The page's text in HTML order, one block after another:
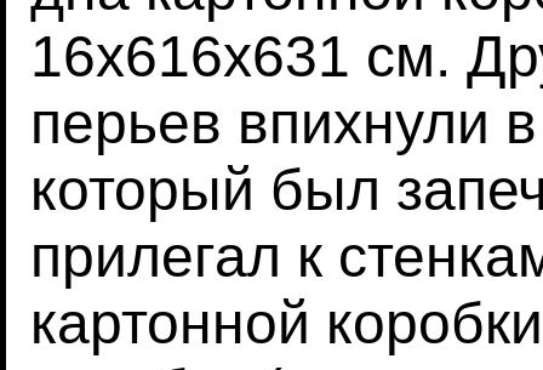
16х616х631 см.
перьев впихнули
который был
прилегал к
картонной